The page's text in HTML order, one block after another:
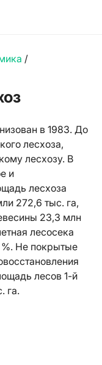
/
в 1983. До
лесхоза,
лесхозу. В
и
лесхоза
272,6 тыс. га,
23,3 млн
лесосека
%. Не покрытые
лесов 1-й
га.